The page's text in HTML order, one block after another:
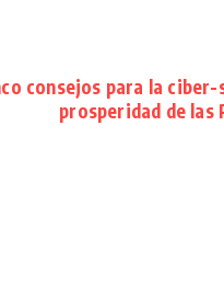
consejos para la ciber-
prosperidad de las